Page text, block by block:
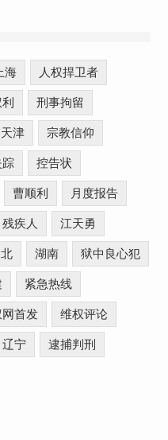
海 人权捍卫者
刑事拘留
天津 宗教信仰
控告状
曹顺利 月度报告
残疾人 江天勇
湖南 狱中良心犯
紧急热线
首发 维权评论
辽宁 逮捕判刑